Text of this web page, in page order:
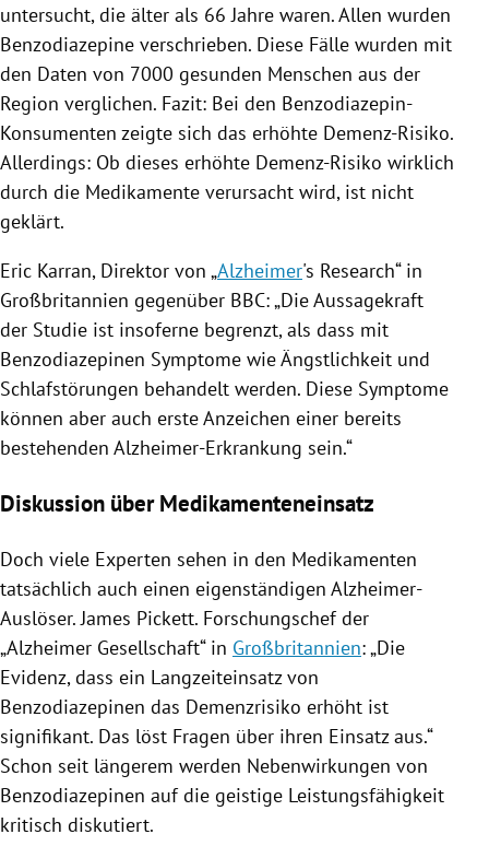
untersucht, die älter als 66 Jahre waren. Allen wurden
Benzodiazepine verschrieben. Diese Fälle wurden mit
den Daten von 7000 gesunden Menschen aus der
Region verglichen. Fazit: Bei den Benzodiazepin-
Konsumenten zeigte sich das erhöhte Demenz-Risiko.
Allerdings: Ob dieses erhöhte Demenz-Risiko wirklich
durch die Medikamente verursacht wird, ist nicht
geklärt.
Eric Karran, Direktor von „Alzheimer's Research“ in
Großbritannien gegenüber BBC: „Die Aussagekraft
der Studie ist insoferne begrenzt, als dass mit
Benzodiazepinen Symptome wie Ängstlichkeit und
Schlafstörungen behandelt werden. Diese Symptome
können aber auch erste Anzeichen einer bereits
bestehenden Alzheimer-Erkrankung sein.“
Diskussion über Medikamenteneinsatz
Doch viele Experten sehen in den Medikamenten
tatsächlich auch einen eigenständigen Alzheimer-
Auslöser. James Pickett. Forschungschef der
„Alzheimer Gesellschaft“ in Großbritannien: „Die
Evidenz, dass ein Langzeiteinsatz von
Benzodiazepinen das Demenzrisiko erhöht ist
signifikant. Das löst Fragen über ihren Einsatz aus.“
Schon seit längerem werden Nebenwirkungen von
Benzodiazepinen auf die geistige Leistungsfähigkeit
kritisch diskutiert.